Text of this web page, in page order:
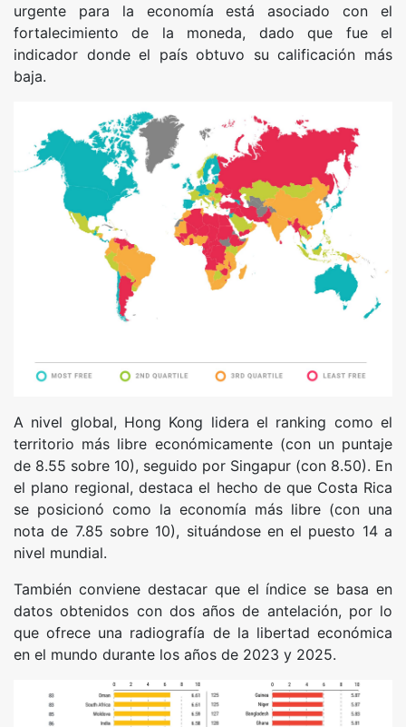
urgente para la economía está asociado con el
fortalecimiento de la moneda, dado que fue el
indicador donde el país obtuvo su calificación más
baja.
A nivel global, Hong Kong lidera el ranking como el
territorio más libre económicamente (con un puntaje
de 8.55 sobre 10), seguido por Singapur (con 8.50). En
el plano regional, destaca el hecho de que Costa Rica
se posicionó como la economía más libre (con una
nota de 7.85 sobre 10), situándose en el puesto 14 a
nivel mundial.
También conviene destacar que el índice se basa en
datos obtenidos con dos años de antelación, por lo
que ofrece una radiografía de la libertad económica
en el mundo durante los años de 2023 y 2025.